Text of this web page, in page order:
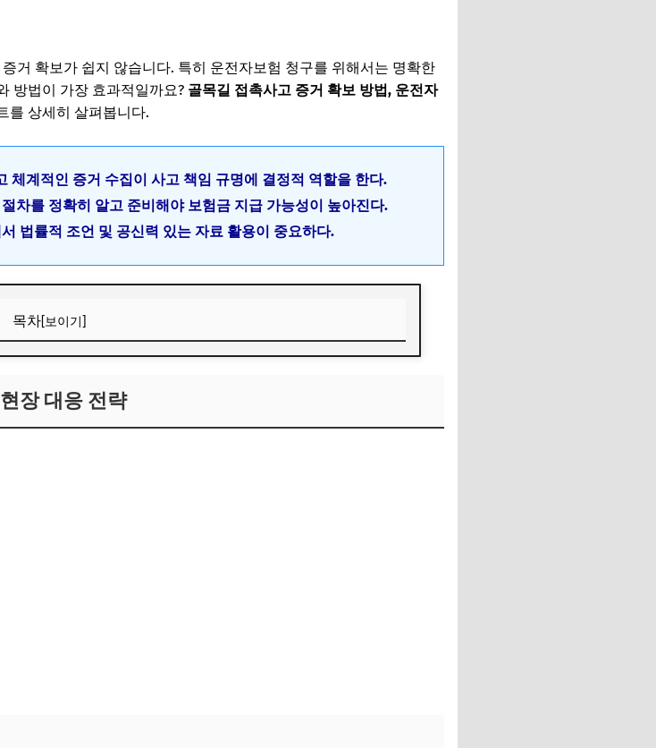
거 확보가 쉽지 않습니다. 특히 운전자보험 청구를 위해서는 명확한
방법이 가장 효과적일까요? 골목길 접촉사고 증거 확보 방법, 운전자
를 상세히 살펴봅니다.
체계적인 증거 수집이 사고 책임 규명에 결정적 역할을 한다.
차를 정확히 알고 준비해야 보험금 지급 가능성이 높아진다.
법률적 조언 및 공신력 있는 자료 활용이 중요하다.
목차[보이기]
장 대응 전략